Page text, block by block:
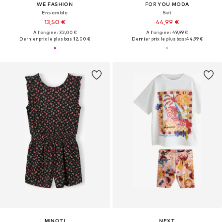
WE FASHION
Ensemble
13,50 €
À l'origine : 32,00 €
Dernier prix le plus bas :12,00 €
FOR YOU MODA
Set
44,99 €
À l'origine : 49,99 €
Dernier prix le plus bas :44,99 €
MINOTI NEXT